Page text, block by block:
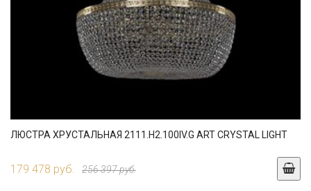
ЛЮСТРА ХРУСТАЛЬНАЯ 2111.H2.100IV.G ART CRYSTAL LIGHT
179 478 руб. 256 397 руб.